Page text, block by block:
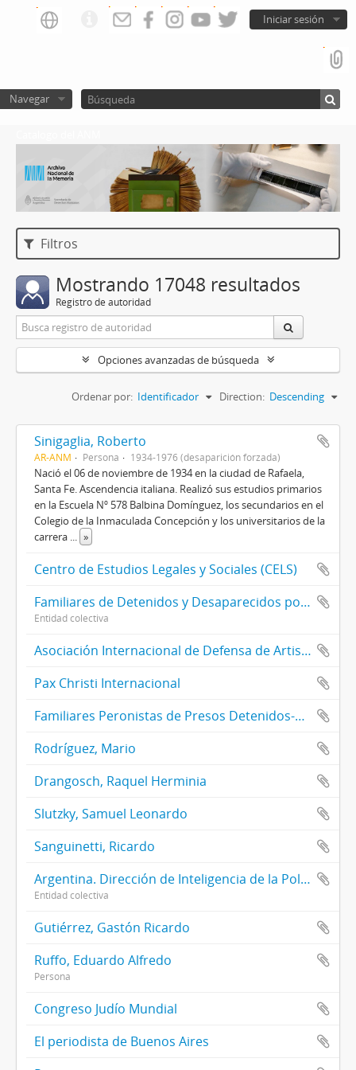
Iniciar sesión
Navegar
Filtros
Mostrando 17048 resultados
Registro de autoridad
Opciones avanzadas de búsqueda
Ordenar por: Identificador Direction: Descending
Sinigaglia, Roberto
AR-ANM Persona 1934-1976 (desaparición forzada)
Nació el 06 de noviembre de 1934 en la ciudad de Rafaela,
Santa Fe. Ascendencia italiana. Realizó sus estudios primarios
en la Escuela Nº 578 Balbina Domínguez, los secundarios en el
Colegio de la Inmaculada Concepción y los universitarios de la
carrera ... »
Centro de Estudios Legales y Sociales (CELS)
Familiares de Detenidos y Desaparecidos por Razones Políticas
Entidad colectiva
Asociación Internacional de Defensa de Artistas Víctimas de la Represión en el Mundo (AIDA)
Pax Christi Internacional
Familiares Peronistas de Presos Detenidos-Desaparecidos Mártires de la Represión
Rodríguez, Mario
Drangosch, Raquel Herminia
Slutzky, Samuel Leonardo
Sanguinetti, Ricardo
Argentina. Dirección de Inteligencia de la Policía de la Provincia de Buenos Aires (DIPPBA)
Entidad colectiva
Gutiérrez, Gastón Ricardo
Ruffo, Eduardo Alfredo
Persona
Congreso Judío Mundial
El periodista de Buenos Aires